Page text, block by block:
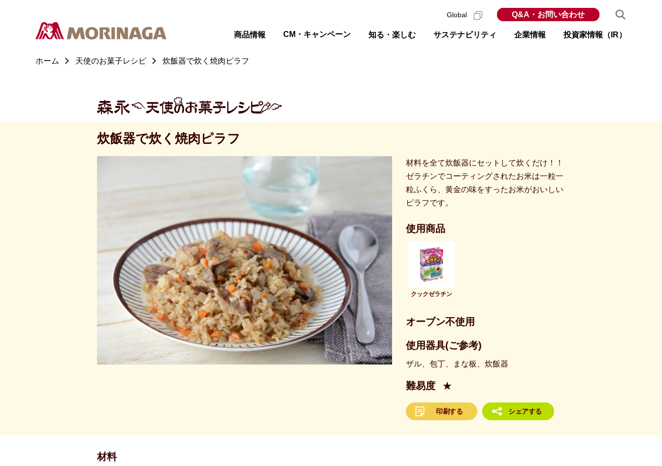
商品情報 CM・キャンペーン 知る・楽しむ サステナビリティ 企業情報 投資家情報（IR）
Global Q&A・お問い合わせ
ホーム 天使のお菓子レシピ 炊飯器で炊く焼肉ピラフ
炊飯器で炊く焼肉ピラフ
材料を全て炊飯器にセットして炊くだけ！！
ゼラチンでコーティングされたお米は一粒一
粒ふくら、黄金の味をすったお米がおいしい
ピラフです。
使用商品
クックゼラチン
オーブン不使用
使用器具(ご参考)
ザル、包丁、まな板、炊飯器
難易度 ★
印刷する シェアする
材料